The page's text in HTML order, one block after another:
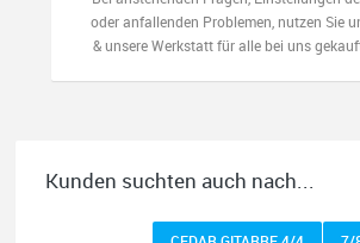
oder anfallenden Problemen, nutzen Sie
& unsere Werkstatt für alle bei uns
Kunden suchten auch nach...